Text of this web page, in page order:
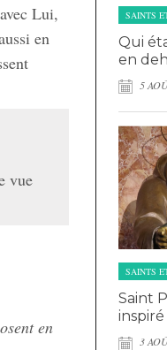
Lui,
en
vue
en
SAINTS
Qui
en
5
SAINTS
Saint
3